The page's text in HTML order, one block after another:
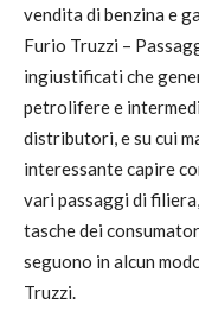
vendita di benzina e
Furio Truzzi –
ingiustificati che
petrolifere e
distributori, e su cui
interessante capire
vari passaggi di
tasche dei
seguono in alcun
Truzzi.